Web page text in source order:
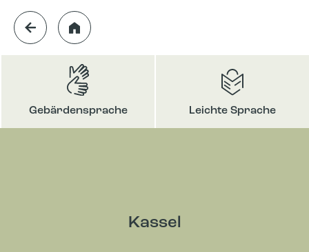
Gebärdensprache Leichte Sprache
Kassel